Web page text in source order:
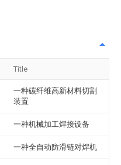
Title
一种碳纤维高新材料切割
装置
一种机械加工焊接设备
一种全自动防滑链对焊机